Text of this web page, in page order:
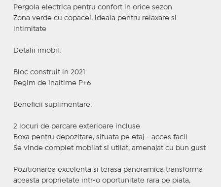
Pergola electrica pentru confort in orice sezon
Zona verde cu copacei, ideala pentru relaxare si
intimitate
Detalii imobil:
Bloc construit in 2021
Regim de inaltime P+6
Beneficii suplimentare:
2 locuri de parcare exterioare incluse
Boxa pentru depozitare, situata pe etaj - acces facil
Se vinde complet mobilat si utilat, amenajat cu bun gust
Pozitionarea excelenta si terasa panoramica transforma
aceasta proprietate intr-o oportunitate rara pe piata,